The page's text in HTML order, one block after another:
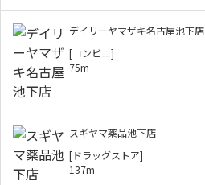
デイリーヤマザキ名古屋池下店
[コンビニ]
75m
スギヤマ薬品池下店
[ドラッグストア]
137m